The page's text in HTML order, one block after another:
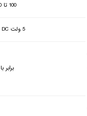
100 تا 240 ولت AC
5 ولت DC با جریان 2A
برابر با 1.8-3.8 وات